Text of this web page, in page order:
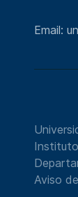
Email:
Aviso